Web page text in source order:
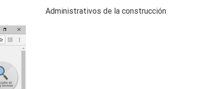
Administrativos de la construcción